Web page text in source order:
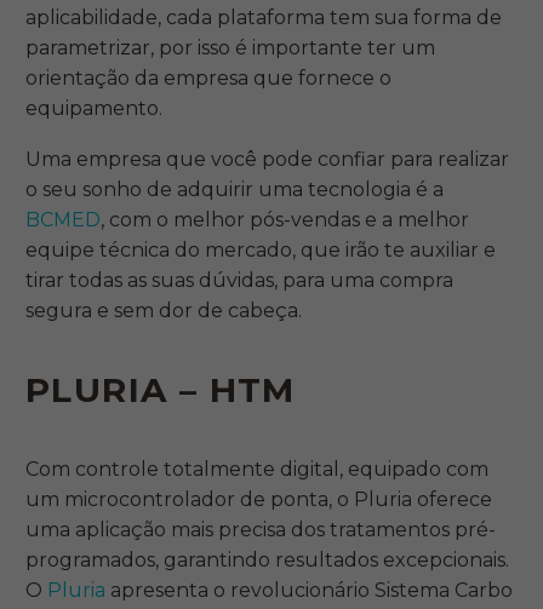
aplicabilidade, cada plataforma tem sua forma de
parametrizar, por isso é importante ter um
orientação da empresa que fornece o
equipamento.
Uma empresa que você pode confiar para realizar
o seu sonho de adquirir uma tecnologia é a
BCMED, com o melhor pós-vendas e a melhor
equipe técnica do mercado, que irão te auxiliar e
tirar todas as suas dúvidas, para uma compra
segura e sem dor de cabeça.
PLURIA – HTM
Com controle totalmente digital, equipado com
um microcontrolador de ponta, o Pluria oferece
uma aplicação mais precisa dos tratamentos pré-
programados, garantindo resultados excepcionais.
O Pluria apresenta o revolucionário Sistema Carbo